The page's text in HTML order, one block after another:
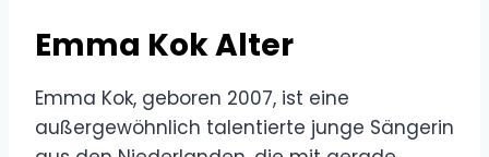
Emma Kok Alter
Emma Kok, geboren 2007, ist eine
außergewöhnlich talentierte junge Sängerin